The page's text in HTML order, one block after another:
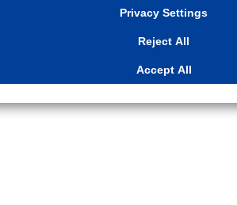
for each purpose, please click"Privacy Settings"
"Privacy Settings" button on this banner or
Privacy Settings
Reject All
Accept All